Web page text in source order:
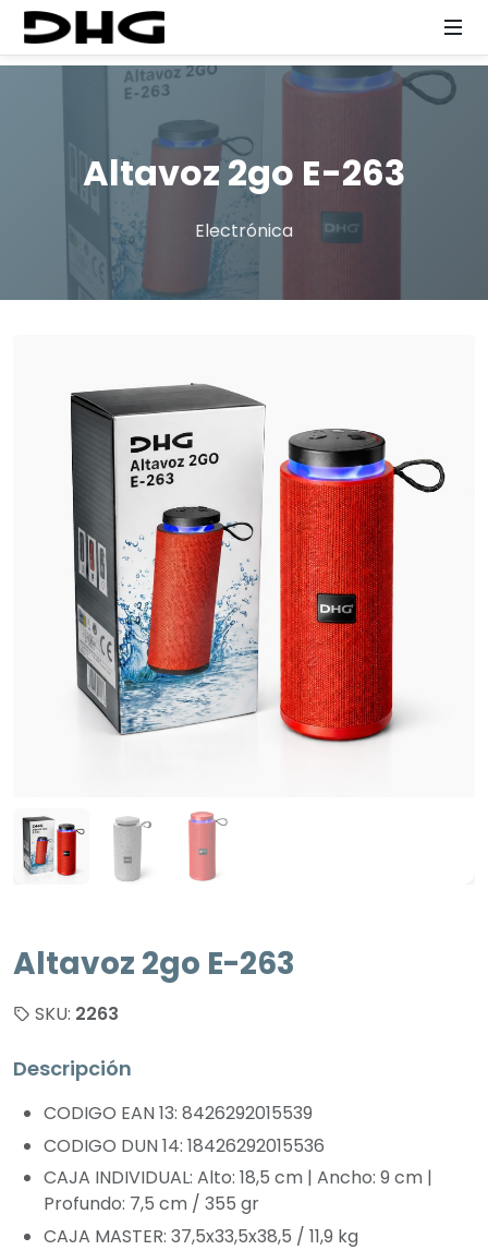
Altavoz 2go E-263
Electrónica
Altavoz 2go E-263
SKU: 2263
Descripción
CODIGO EAN 13: 8426292015539
CODIGO DUN 14: 18426292015536
CAJA INDIVIDUAL: Alto: 18,5 cm | Ancho: 9 cm |
Profundo: 7,5 cm / 355 gr
CAJA MASTER: 37,5x33,5x38,5 / 11,9 kg